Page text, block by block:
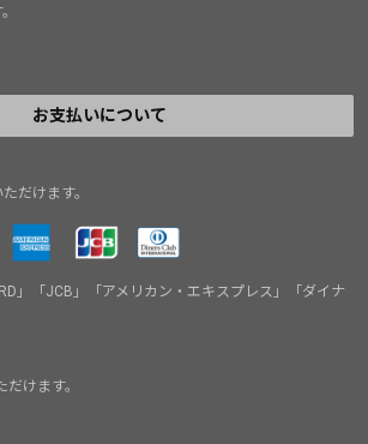
お支払いについて
だけます。
」「JCB」「アメリカン・エキスプレス」「ダイナ
けます。